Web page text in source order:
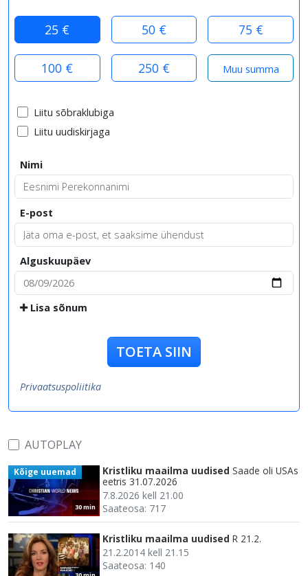
25 € 50 € 75 €
100 € 250 €
Liitu sõbraklubiga
Liitu uudiskirjaga
Nimi
E-post
Alguskuupäev
Lisa sõnum
TOETA SIIN
Privaatsuspoliitika
AUTOPLAY
30 min
Kõige uuemad Kristliku maailma uudised Saade oli USAs
eetris 31.07.2026
7.8.2026 kell 21.00
Saateosa: 717
Kristliku maailma uudised R 21.2.
21.2.2014 kell 21.15
Saateosa: 140